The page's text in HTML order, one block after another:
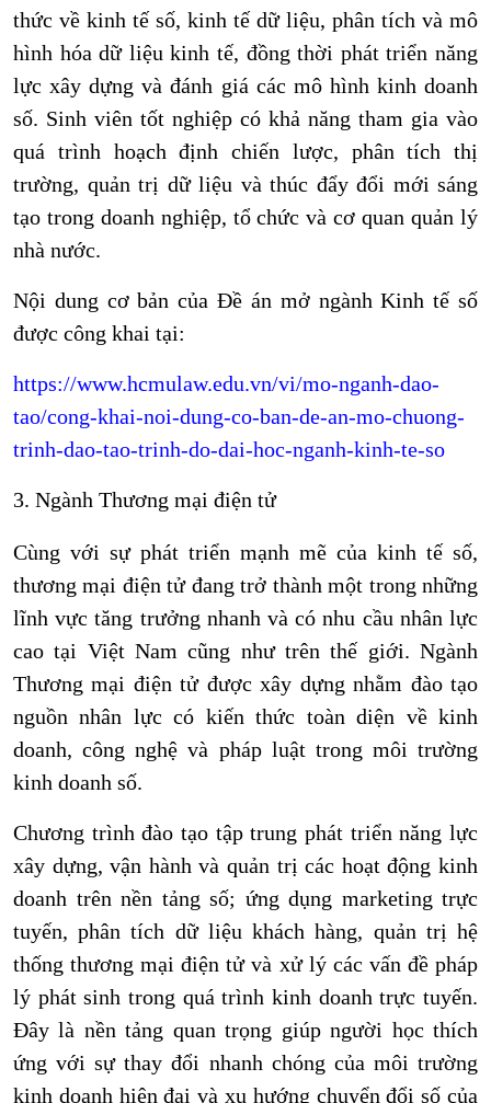
thức về kinh tế số, kinh tế dữ liệu, phân tích và mô
hình hóa dữ liệu kinh tế, đồng thời phát triển năng
lực xây dựng và đánh giá các mô hình kinh doanh
số. Sinh viên tốt nghiệp có khả năng tham gia vào
quá trình hoạch định chiến lược, phân tích thị
trường, quản trị dữ liệu và thúc đẩy đổi mới sáng
tạo trong doanh nghiệp, tổ chức và cơ quan quản lý
nhà nước.
Nội dung cơ bản của Đề án mở ngành Kinh tế số
được công khai tại:
https://www.hcmulaw.edu.vn/vi/mo-nganh-dao-
tao/cong-khai-noi-dung-co-ban-de-an-mo-chuong-
trinh-dao-tao-trinh-do-dai-hoc-nganh-kinh-te-so
3. Ngành Thương mại điện tử
Cùng với sự phát triển mạnh mẽ của kinh tế số,
thương mại điện tử đang trở thành một trong những
lĩnh vực tăng trưởng nhanh và có nhu cầu nhân lực
cao tại Việt Nam cũng như trên thế giới. Ngành
Thương mại điện tử được xây dựng nhằm đào tạo
nguồn nhân lực có kiến thức toàn diện về kinh
doanh, công nghệ và pháp luật trong môi trường
kinh doanh số.
Chương trình đào tạo tập trung phát triển năng lực
xây dựng, vận hành và quản trị các hoạt động kinh
doanh trên nền tảng số; ứng dụng marketing trực
tuyến, phân tích dữ liệu khách hàng, quản trị hệ
thống thương mại điện tử và xử lý các vấn đề pháp
lý phát sinh trong quá trình kinh doanh trực tuyến.
Đây là nền tảng quan trọng giúp người học thích
ứng với sự thay đổi nhanh chóng của môi trường
kinh doanh hiện đại và xu hướng chuyển đổi số của